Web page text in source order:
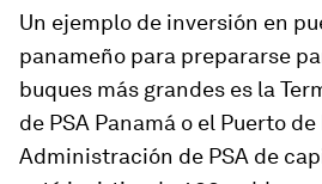
Un ejemplo de inversión en
panameño para prepararse
buques más grandes es la
de PSA Panamá o el Puerto
Administración de PSA de